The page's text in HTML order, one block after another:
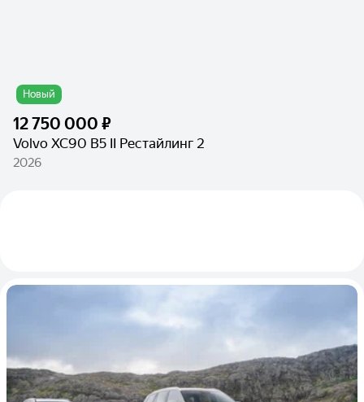
Новый
12 750 000 ₽
Volvo XC90 B5 II Рестайлинг 2
2026